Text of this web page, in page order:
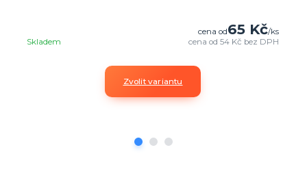
cena od65 Kč/ks
cena od54 Kč bez DPH
Skladem
Zvolit variantu